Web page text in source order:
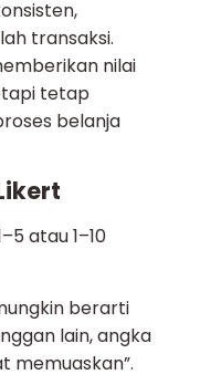
transaksi.
nilai
tetap
belanja
atau 1–10
berarti
lain, angka
memuaskan”.